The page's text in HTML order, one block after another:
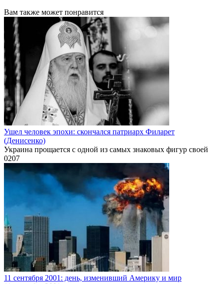
Вам также может понравится
Ушел человек эпохи: скончался патриарх Филарет
(Денисенко)
Украина прощается с одной из самых знаковых фигур своей
0207
11 сентября 2001: день, изменивший Америку и мир